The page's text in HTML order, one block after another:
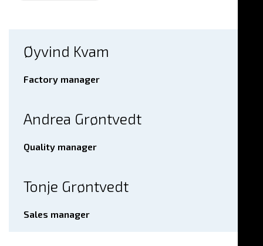
Øyvind Kvam
Factory manager
Andrea Grøntvedt
Quality manager
Tonje Grøntvedt
Sales manager